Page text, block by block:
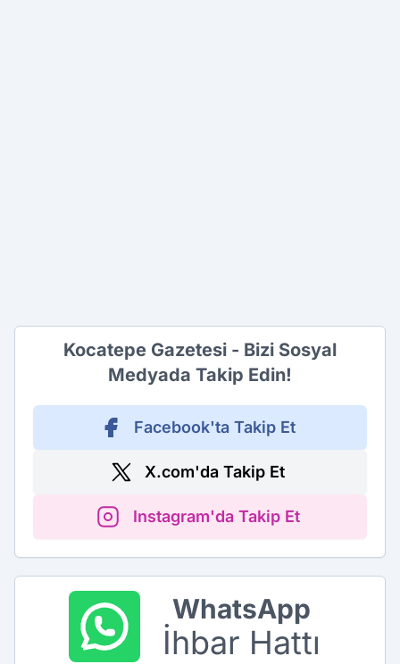
Kocatepe Gazetesi - Bizi Sosyal
Medyada Takip Edin!
Facebook'ta Takip Et
X.com'da Takip Et
Instagram'da Takip Et
WhatsApp
İhbar Hattı